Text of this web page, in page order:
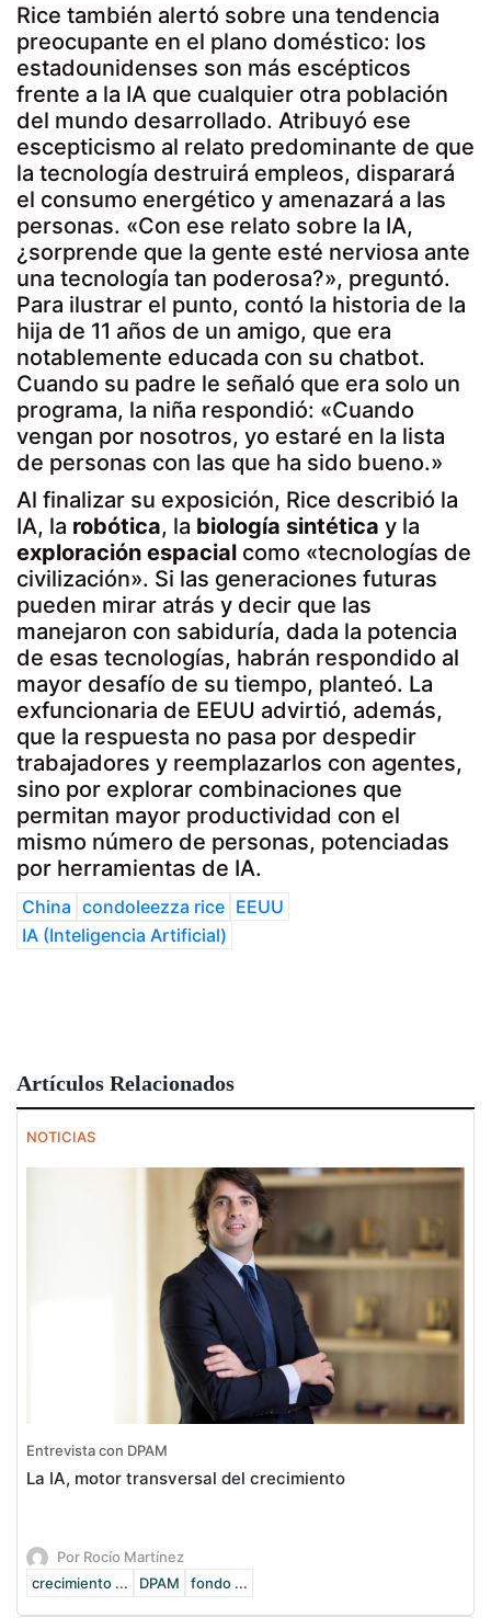
Rice también alertó sobre una tendencia
preocupante en el plano doméstico: los
estadounidenses son más escépticos
frente a la IA que cualquier otra población
del mundo desarrollado. Atribuyó ese
escepticismo al relato predominante de que
la tecnología destruirá empleos, disparará
el consumo energético y amenazará a las
personas. «Con ese relato sobre la IA,
¿sorprende que la gente esté nerviosa ante
una tecnología tan poderosa?», preguntó.
Para ilustrar el punto, contó la historia de la
hija de 11 años de un amigo, que era
notablemente educada con su chatbot.
Cuando su padre le señaló que era solo un
programa, la niña respondió: «Cuando
vengan por nosotros, yo estaré en la lista
de personas con las que ha sido bueno.»
Al finalizar su exposición, Rice describió la
IA, la robótica, la biología sintética y la
exploración espacial como «tecnologías de
civilización». Si las generaciones futuras
pueden mirar atrás y decir que las
manejaron con sabiduría, dada la potencia
de esas tecnologías, habrán respondido al
mayor desafío de su tiempo, planteó. La
exfuncionaria de EEUU advirtió, además,
que la respuesta no pasa por despedir
trabajadores y reemplazarlos con agentes,
sino por explorar combinaciones que
permitan mayor productividad con el
mismo número de personas, potenciadas
por herramientas de IA.
China condoleezza rice EEUU
IA (Inteligencia Artificial)
Artículos Relacionados
NOTICIAS
Entrevista con DPAM
La IA, motor transversal del crecimiento
Por Rocío Martínez
crecimiento ...
DPAM fondo ...